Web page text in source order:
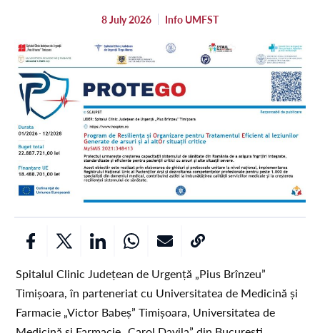
8 July 2026 Info UMFST
Spitalul Clinic Județean de Urgență „Pius Brînzeu”
Timișoara, în parteneriat cu Universitatea de Medicină și
Farmacie „Victor Babeș” Timișoara, Universitatea de